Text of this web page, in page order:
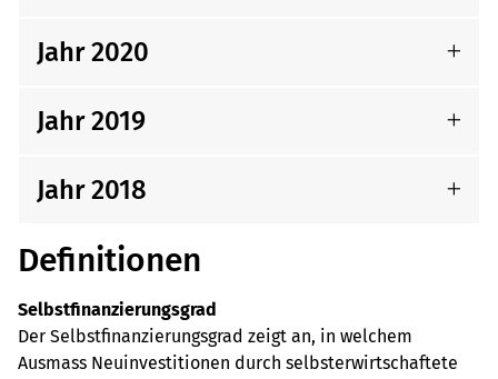
Jahr 2020
Jahr 2019
Jahr 2018
Definitionen
Selbstfinanzierungsgrad
Der Selbstfinanzierungsgrad zeigt an, in welchem
Ausmass Neuinvestitionen durch selbsterwirtschaftete